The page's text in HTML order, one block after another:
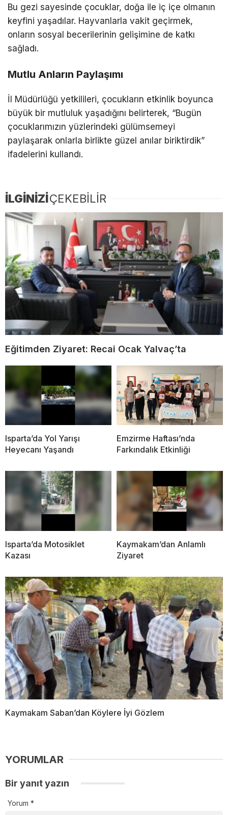
Bu gezi sayesinde çocuklar, doğa ile iç içe olmanın
keyfini yaşadılar. Hayvanlarla vakit geçirmek,
onların sosyal becerilerinin gelişimine de katkı
sağladı.
Mutlu Anların Paylaşımı
İl Müdürlüğü yetkilileri, çocukların etkinlik boyunca
büyük bir mutluluk yaşadığını belirterek, “Bugün
çocuklarımızın yüzlerindeki gülümsemeyi
paylaşarak onlarla birlikte güzel anılar biriktirdik”
ifadelerini kullandı.
İLGİNİZİÇEKEBİLİR
Eğitimden Ziyaret: Recai Ocak Yalvaç’ta
Isparta’da Yol Yarışı
Heyecanı Yaşandı
Emzirme Haftası’nda
Farkındalık Etkinliği
Isparta’da Motosiklet
Kazası
Kaymakam’dan Anlamlı
Ziyaret
Kaymakam Saban’dan Köylere İyi Gözlem
YORUMLAR
Bir yanıt yazın
Yorum *